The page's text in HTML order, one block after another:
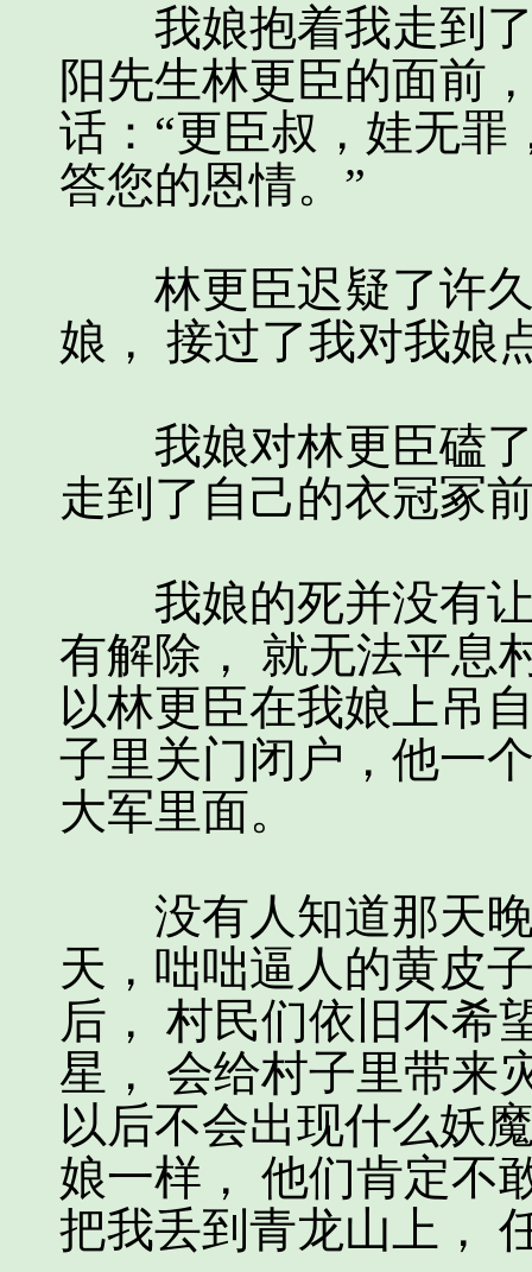
我娘抱着我走到了
阳先生林更臣的面前
话：“更臣叔，娃无罪
答您的恩情。”
林更臣迟疑了许久
娘， 接过了我对我娘
我娘对林更臣磕了
走到了自己的衣冠冢
我娘的死并没有让
有解除， 就无法平息
以林更臣在我娘上吊
子里关门闭户，他一
大军里面。
没有人知道那天晚
天，咄咄逼人的黄皮
后， 村民们依旧不希
星， 会给村子里带来
以后不会出现什么妖
娘一样， 他们肯定不
把我丢到青龙山上，